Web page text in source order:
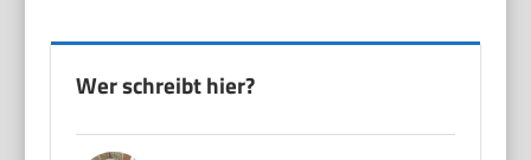
Wer schreibt hier?